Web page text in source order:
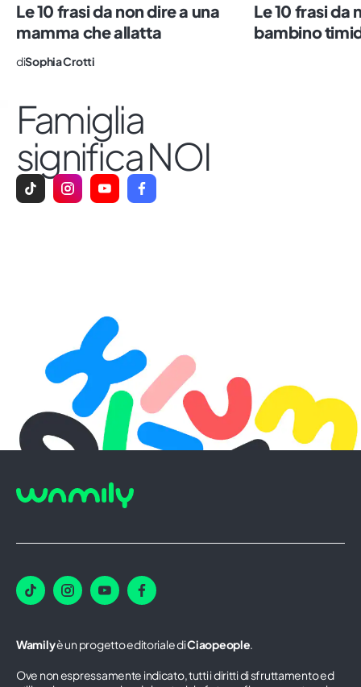
Le 10 frasi da non dire a una
mamma che allatta
diSophia Crotti
Le 10 frasi da
bambino
Famiglia
significa NOI
Wamilyè un progetto editoriale diCiaopeople.
Ove non espressamente indicato, tutti i diritti di sfruttamento ed